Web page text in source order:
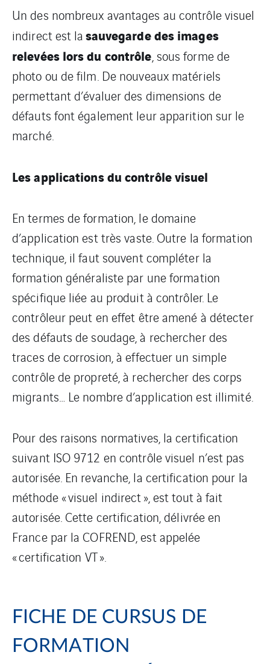
Un des nombreux avantages au contrôle visuel
indirect est la sauvegarde des images
relevées lors du contrôle , sous forme de
photo ou de film. De nouveaux matériels
permettant d’évaluer des dimensions de
défauts font également leur apparition sur le
marché.
Les applications du contrôle visuel
En termes de formation, le domaine
d’application est très vaste. Outre la formation
technique, il faut souvent compléter la
formation généraliste par une formation
spécifique liée au produit à contrôler. Le
contrôleur peut en effet être amené à détecter
des défauts de soudage, à rechercher des
traces de corrosion, à effectuer un simple
contrôle de propreté, à rechercher des corps
migrants… Le nombre d’application est illimité.
Pour des raisons normatives, la certification
suivant ISO 9712 en contrôle visuel n’est pas
autorisée. En revanche, la certification pour la
méthode « visuel indirect », est tout à fait
autorisée. Cette certification, délivrée en
France par la COFREND, est appelée
« certification VT ».
FICHE DE CURSUS DE
FORMATION